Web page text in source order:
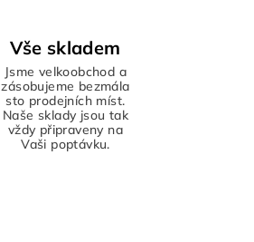
Vše skladem
Jsme velkoobchod a
zásobujeme bezmála
sto prodejních míst.
Naše sklady jsou tak
vždy připraveny na
Vaši poptávku.